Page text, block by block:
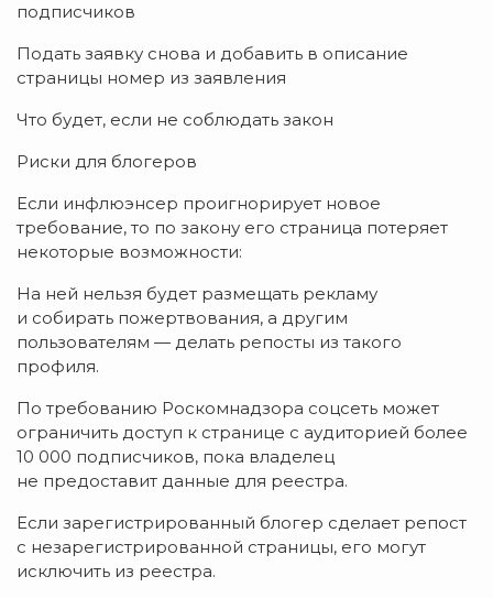
подписчиков
Подать заявку снова и добавить в описание
страницы номер из заявления
Что будет, если не соблюдать закон
Риски для блогеров
Если инфлюэнсер проигнорирует новое
требование, то по закону его страница потеряет
некоторые возможности:
На ней нельзя будет размещать рекламу
и собирать пожертвования, а другим
пользователям — делать репосты из такого
профиля.
По требованию Роскомнадзора соцсеть может
ограничить доступ к странице с аудиторией более
10 000 подписчиков, пока владелец
не предоставит данные для реестра.
Если зарегистрированный блогер сделает репост
с незарегистрированной страницы, его могут
исключить из реестра.